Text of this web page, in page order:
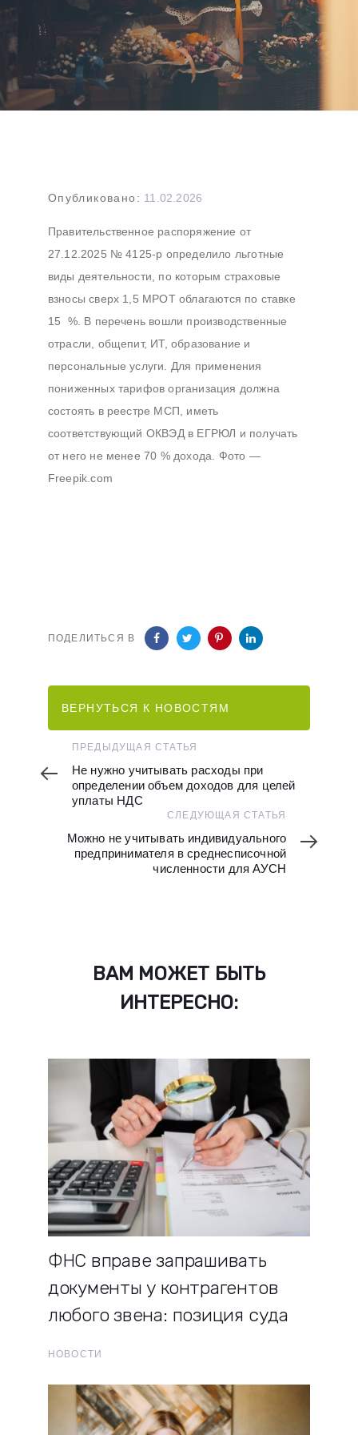
Опубликовано: 11.02.2026
Правительственное распоряжение от
27.12.2025 № 4125‑р определило льготные
виды деятельности, по которым страховые
взносы сверх 1,5 МРОТ облагаются по ставке
15 %. В перечень вошли производственные
отрасли, общепит, ИТ, образование и
персональные услуги. Для применения
пониженных тарифов организация должна
состоять в реестре МСП, иметь
соответствующий ОКВЭД в ЕГРЮЛ и получать
от него не менее 70 % дохода. Фото —
Freepik.com
ПОДЕЛИТЬСЯ В
ВЕРНУТЬСЯ К НОВОСТЯМ
по
записям
Предыдущая
ПРЕДЫДУЩАЯ СТАТЬЯ
Не нужно учитывать расходы при
определении объем доходов для целей
уплаты НДС
СЛЕДУЮЩАЯ СТАТЬЯ
Можно не учитывать индивидуального
предпринимателя в среднесписочной
численности для АУСН
ВАМ МОЖЕТ БЫТЬ
ИНТЕРЕСНО:
ФНС вправе запрашивать
документы у контрагентов
любого звена: позиция суда
НОВОСТИ